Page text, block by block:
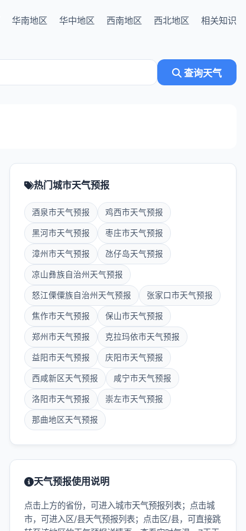
华南地区 华中地区 西南地区 西北地区 相关知识
查询天气
热门城市天气预报
酒泉市天气预报 鸡西市天气预报
黑河市天气预报 枣庄市天气预报
漳州市天气预报 氹仔岛天气预报
凉山彝族自治州天气预报
怒江傈僳族自治州天气预报 张家口市天气预报
焦作市天气预报 保山市天气预报
郑州市天气预报 克拉玛依市天气预报
益阳市天气预报 庆阳市天气预报
西咸新区天气预报 咸宁市天气预报
洛阳市天气预报 崇左市天气预报
那曲地区天气预报
天气预报使用说明
点击上方的省份，可进入城市天气预报列表；点击城
市，可进入区/县天气预报列表；点击区/县，可直接跳